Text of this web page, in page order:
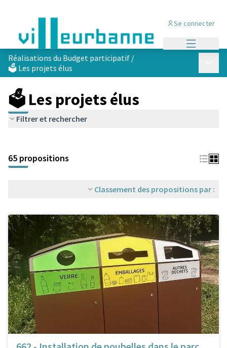
Se connecter
Réalisations du Budget participatif /
🗳️ Les projets élus
🗳️ Les projets élus
Filtrer et rechercher
+
−
65 propositions
Classement des propositions par :